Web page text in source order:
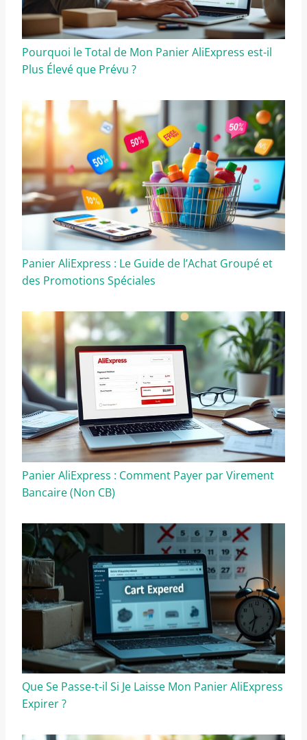
Pourquoi le Total de Mon Panier AliExpress est-il
Plus Élevé que Prévu ?
Panier AliExpress : Le Guide de l’Achat Groupé et
des Promotions Spéciales
Panier AliExpress : Comment Payer par Virement
Bancaire (Non CB)
Que Se Passe-t-il Si Je Laisse Mon Panier AliExpress
Expirer ?